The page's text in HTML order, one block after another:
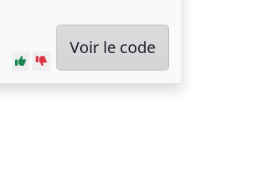
Voir le code